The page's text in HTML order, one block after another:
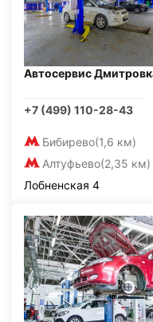
Автосервис
+7 (499) 110-28-43
Бибирево(1,6 км)
Алтуфьево(2,35 км)
Лобненская 4